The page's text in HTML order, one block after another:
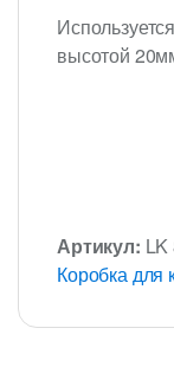
высотой
Артикул:
Коробка для